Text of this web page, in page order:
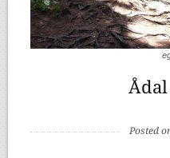
Posted